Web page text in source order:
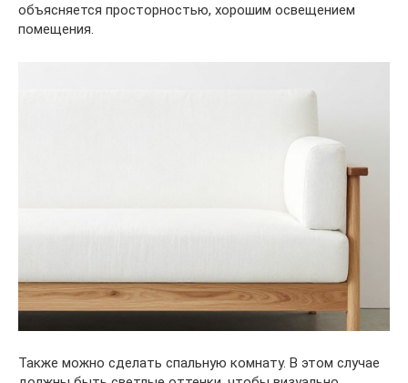
объясняется просторностью, хорошим освещением
помещения.
Также можно сделать спальную комнату. В этом случае